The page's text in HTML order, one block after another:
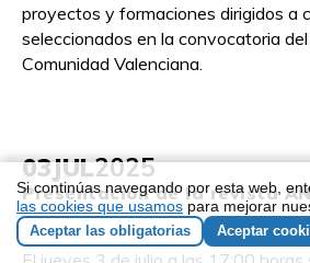
proyectos y formaciones dirigidos a
seleccionados en la convocatoria
Comunidad Valenciana.
03JUL2025
Presentación de la revista
17:00 - 19:00, Canal de Youtube de
Si continúas navegando por esta web,
las cookies que usamos para mejorar
Aceptar las obligatorias Aceptar